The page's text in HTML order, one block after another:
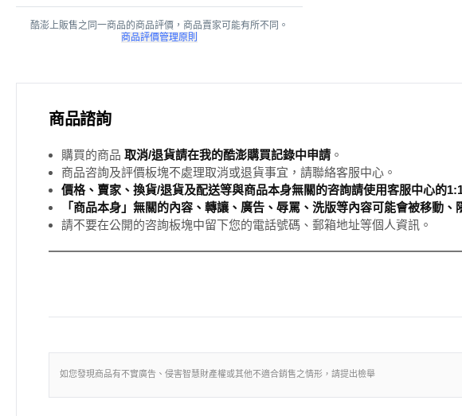
酷澎上販售之同一商品的商品評價，商品賣家可能有所不同。
商品評價管理原則
商品諮詢
購買的商品 取消/退貨請在我的酷澎購買記錄中申請 。
商品咨詢及評價板塊不處理取消或退貨事宜，請聯絡客服中心。
價格、賣家、換貨/退貨及配送等與商品本身無關的咨詢請使用客服中心的
「商品本身」無關的內容、轉讓、廣告、辱罵、洗版等內容可能會被移動、
請不要在公開的咨詢板塊中留下您的電話號碼、郵箱地址等個人資訊。
如您發現商品有不實廣告、侵害智慧財產權或其他不適合銷售之情形，請提出檢舉